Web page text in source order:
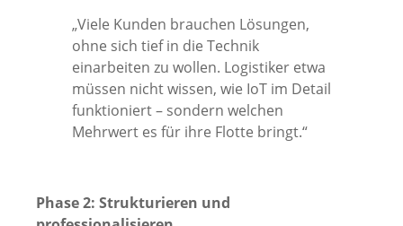
„Viele Kunden brauchen Lösungen,
ohne sich tief in die Technik
einarbeiten zu wollen. Logistiker etwa
müssen nicht wissen, wie IoT im Detail
funktioniert – sondern welchen
Mehrwert es für ihre Flotte bringt.“
Phase 2: Strukturieren und